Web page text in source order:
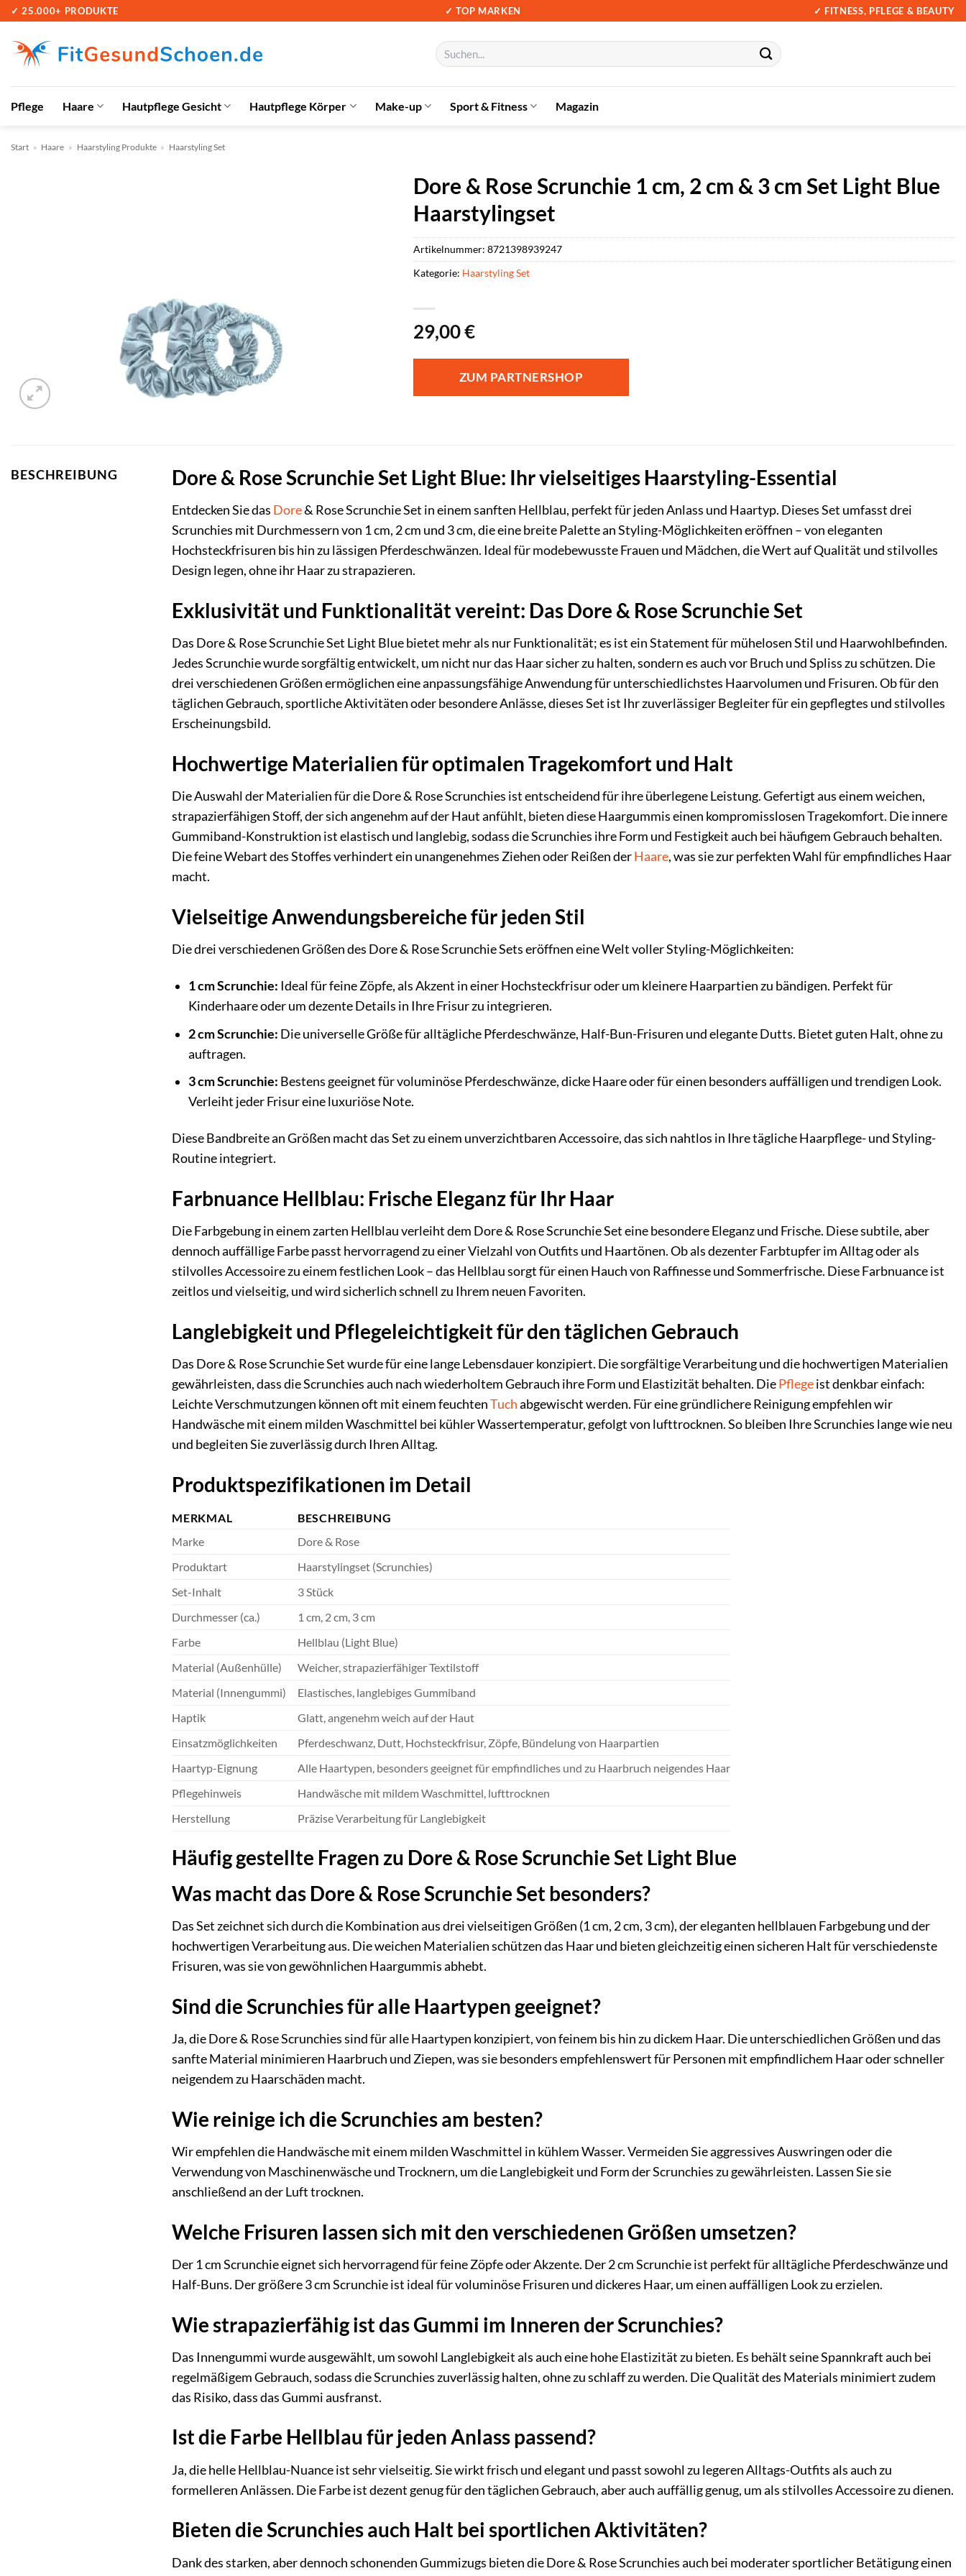
Zum
springen
✓ 25.000+ PRODUKTE ✓ TOP MARKEN ✓ FITNESS, PFLEGE & BEAUTY
Suchen
nach:
Pflege Haare Hautpflege Gesicht Hautpflege Körper Make-up Sport & Fitness Magazin
Start » Haare » Haarstyling Produkte » Haarstyling Set
Dore & Rose Scrunchie 1 cm, 2 cm & 3 cm Set Light Blue
Haarstylingset
29,00€
ZUM PARTNERSHOP
Artikelnummer: 8721398939247
Kategorie: Haarstyling Set
BESCHREIBUNG Dore & Rose Scrunchie Set Light Blue: Ihr vielseitiges Haarstyling-Essential
Entdecken Sie das Dore& Rose Scrunchie Set in einem sanften Hellblau, perfekt für jeden Anlass und Haartyp. Dieses Set umfasst drei
Scrunchies mit Durchmessern von 1 cm, 2 cm und 3 cm, die eine breite Palette an Styling-Möglichkeiten eröffnen – von eleganten
Hochsteckfrisuren bis hin zu lässigen Pferdeschwänzen. Ideal für modebewusste Frauen und Mädchen, die Wert auf Qualität und stilvolles
Design legen, ohne ihr Haar zu strapazieren.
Exklusivität und Funktionalität vereint: Das Dore & Rose Scrunchie Set
Das Dore & Rose Scrunchie Set Light Blue bietet mehr als nur Funktionalität; es ist ein Statement für mühelosen Stil und Haarwohlbefinden.
Jedes Scrunchie wurde sorgfältig entwickelt, um nicht nur das Haar sicher zu halten, sondern es auch vor Bruch und Spliss zu schützen. Die
drei verschiedenen Größen ermöglichen eine anpassungsfähige Anwendung für unterschiedlichstes Haarvolumen und Frisuren. Ob für den
täglichen Gebrauch, sportliche Aktivitäten oder besondere Anlässe, dieses Set ist Ihr zuverlässiger Begleiter für ein gepflegtes und stilvolles
Erscheinungsbild.
Hochwertige Materialien für optimalen Tragekomfort und Halt
Die Auswahl der Materialien für die Dore & Rose Scrunchies ist entscheidend für ihre überlegene Leistung. Gefertigt aus einem weichen,
strapazierfähigen Stoff, der sich angenehm auf der Haut anfühlt, bieten diese Haargummis einen kompromisslosen Tragekomfort. Die innere
Gummiband-Konstruktion ist elastisch und langlebig, sodass die Scrunchies ihre Form und Festigkeit auch bei häufigem Gebrauch behalten.
Die feine Webart des Stoffes verhindert ein unangenehmes Ziehen oder Reißen derHaare, was sie zur perfekten Wahl für empfindliches Haar
macht.
Vielseitige Anwendungsbereiche für jeden Stil
Die drei verschiedenen Größen des Dore & Rose Scrunchie Sets eröffnen eine Welt voller Styling-Möglichkeiten:
1 cm Scrunchie: Ideal für feine Zöpfe, als Akzent in einer Hochsteckfrisur oder um kleinere Haarpartien zu bändigen. Perfekt für
Kinderhaare oder um dezente Details in Ihre Frisur zu integrieren.
2 cm Scrunchie: Die universelle Größe für alltägliche Pferdeschwänze, Half-Bun-Frisuren und elegante Dutts. Bietet guten Halt, ohne zu
auftragen.
3 cm Scrunchie: Bestens geeignet für voluminöse Pferdeschwänze, dicke Haare oder für einen besonders auffälligen und trendigen Look.
Verleiht jeder Frisur eine luxuriöse Note.
Diese Bandbreite an Größen macht das Set zu einem unverzichtbaren Accessoire, das sich nahtlos in Ihre tägliche Haarpflege- und Styling-
Routine integriert.
Farbnuance Hellblau: Frische Eleganz für Ihr Haar
Die Farbgebung in einem zarten Hellblau verleiht dem Dore & Rose Scrunchie Set eine besondere Eleganz und Frische. Diese subtile, aber
dennoch auffällige Farbe passt hervorragend zu einer Vielzahl von Outfits und Haartönen. Ob als dezenter Farbtupfer im Alltag oder als
stilvolles Accessoire zu einem festlichen Look – das Hellblau sorgt für einen Hauch von Raffinesse und Sommerfrische. Diese Farbnuance ist
zeitlos und vielseitig, und wird sicherlich schnell zu Ihrem neuen Favoriten.
Langlebigkeit und Pflegeleichtigkeit für den täglichen Gebrauch
Das Dore & Rose Scrunchie Set wurde für eine lange Lebensdauer konzipiert. Die sorgfältige Verarbeitung und die hochwertigen Materialien
gewährleisten, dass die Scrunchies auch nach wiederholtem Gebrauch ihre Form und Elastizität behalten. DiePflegeist denkbar einfach:
Leichte Verschmutzungen können oft mit einem feuchtenTuchabgewischt werden. Für eine gründlichere Reinigung empfehlen wir
Handwäsche mit einem milden Waschmittel bei kühler Wassertemperatur, gefolgt von lufttrocknen. So bleiben Ihre Scrunchies lange wie neu
und begleiten Sie zuverlässig durch Ihren Alltag.
Produktspezifikationen im Detail
MERKMAL
BESCHREIBUNG
Marke
Dore & Rose
Produktart
Haarstylingset (Scrunchies)
Set-Inhalt
3 Stück
Durchmesser (ca.)
1 cm, 2 cm, 3 cm
Farbe
Hellblau (Light Blue)
Material (Außenhülle)
Weicher, strapazierfähiger Textilstoff
Material (Innengummi)
Elastisches, langlebiges Gummiband
Haptik
Glatt, angenehm weich auf der Haut
Einsatzmöglichkeiten
Pferdeschwanz, Dutt, Hochsteckfrisur, Zöpfe, Bündelung von Haarpartien
Haartyp-Eignung
Alle Haartypen, besonders geeignet für empfindliches und zu Haarbruch neigendes Haar
Pflegehinweis
Handwäsche mit mildem Waschmittel, lufttrocknen
Herstellung
Präzise Verarbeitung für Langlebigkeit
Häufig gestellte Fragen zu Dore & Rose Scrunchie Set Light Blue
Was macht das Dore & Rose Scrunchie Set besonders?
Das Set zeichnet sich durch die Kombination aus drei vielseitigen Größen (1 cm, 2 cm, 3 cm), der eleganten hellblauen Farbgebung und der
hochwertigen Verarbeitung aus. Die weichen Materialien schützen das Haar und bieten gleichzeitig einen sicheren Halt für verschiedenste
Frisuren, was sie von gewöhnlichen Haargummis abhebt.
Sind die Scrunchies für alle Haartypen geeignet?
Ja, die Dore & Rose Scrunchies sind für alle Haartypen konzipiert, von feinem bis hin zu dickem Haar. Die unterschiedlichen Größen und das
sanfte Material minimieren Haarbruch und Ziepen, was sie besonders empfehlenswert für Personen mit empfindlichem Haar oder schneller
neigendem zu Haarschäden macht.
Wie reinige ich die Scrunchies am besten?
Wir empfehlen die Handwäsche mit einem milden Waschmittel in kühlem Wasser. Vermeiden Sie aggressives Auswringen oder die
Verwendung von Maschinenwäsche und Trocknern, um die Langlebigkeit und Form der Scrunchies zu gewährleisten. Lassen Sie sie
anschließend an der Luft trocknen.
Welche Frisuren lassen sich mit den verschiedenen Größen umsetzen?
Der 1 cm Scrunchie eignet sich hervorragend für feine Zöpfe oder Akzente. Der 2 cm Scrunchie ist perfekt für alltägliche Pferdeschwänze und
Half-Buns. Der größere 3 cm Scrunchie ist ideal für voluminöse Frisuren und dickeres Haar, um einen auffälligen Look zu erzielen.
Wie strapazierfähig ist das Gummi im Inneren der Scrunchies?
Das Innengummi wurde ausgewählt, um sowohl Langlebigkeit als auch eine hohe Elastizität zu bieten. Es behält seine Spannkraft auch bei
regelmäßigem Gebrauch, sodass die Scrunchies zuverlässig halten, ohne zu schlaff zu werden. Die Qualität des Materials minimiert zudem
das Risiko, dass das Gummi ausfranst.
Ist die Farbe Hellblau für jeden Anlass passend?
Ja, die helle Hellblau-Nuance ist sehr vielseitig. Sie wirkt frisch und elegant und passt sowohl zu legeren Alltags-Outfits als auch zu
formelleren Anlässen. Die Farbe ist dezent genug für den täglichen Gebrauch, aber auch auffällig genug, um als stilvolles Accessoire zu dienen.
Bieten die Scrunchies auch Halt bei sportlichen Aktivitäten?
Dank des starken, aber dennoch schonenden Gummizugs bieten die Dore & Rose Scrunchies auch bei moderater sportlicher Betätigung einen